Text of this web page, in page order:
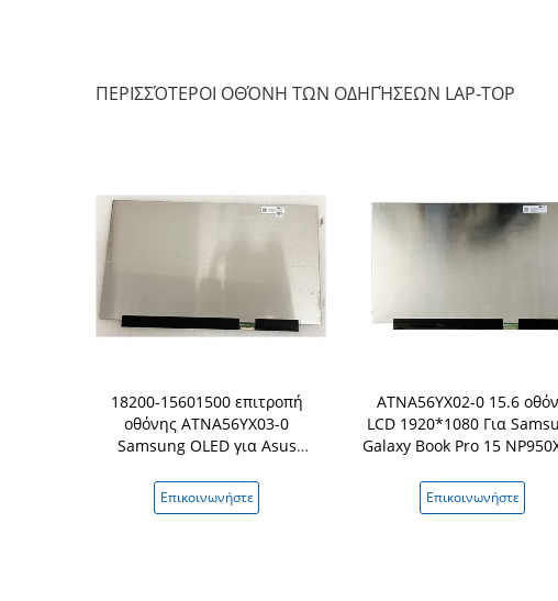
ΠΕΡΙΣΣΌΤΕΡΟΙ ΟΘΌΝΗ ΤΩΝ ΟΔΗΓΉΣΕΩΝ LAP-TOP
18200-15601500 επιτροπή
οθόνης ATNA56YX03-0
Samsung OLED για Asus
Επικοινωνήστε
ATNA56YX02-0 15.6
LCD 1920*1080 Για
Galaxy Book Pro 15
Επικοινωνήστε